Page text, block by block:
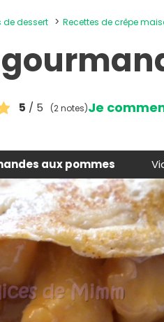
de dessert Recettes de crêpe
5 / 5 (2 notes)Je
aux pommes